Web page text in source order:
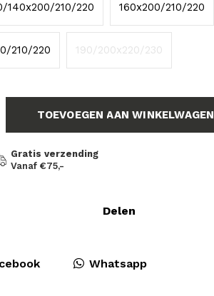
140x200/210/220 160x200/210/220
210/220 190/200x220/230
TOEVOEGEN AAN WINKELWAGEN
Gratis verzending
Vanaf €75,-
Delen
Whatsapp